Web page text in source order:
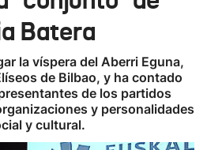
Eguraldia
Batera
la víspera del Aberri Eguna,
de Bilbao, y ha contado
de los partidos
y personalidades
y cultural.